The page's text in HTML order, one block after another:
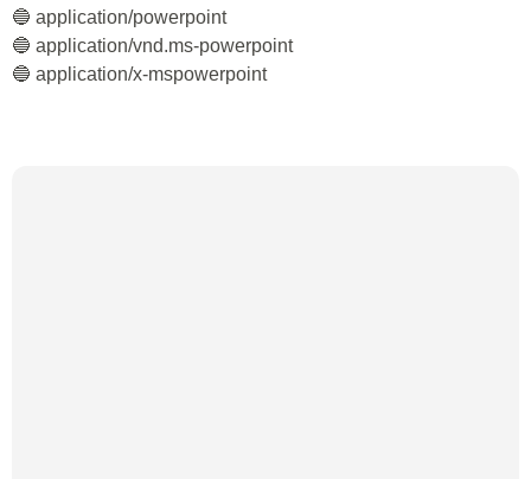
🔵 application/powerpoint
🔵 application/vnd.ms-powerpoint
🔵 application/x-mspowerpoint